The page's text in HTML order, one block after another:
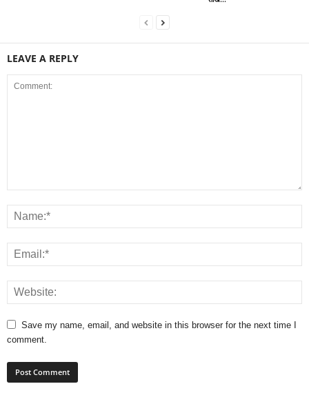
LEAVE A REPLY
Save my name, email, and website in this browser for the next time I
comment.